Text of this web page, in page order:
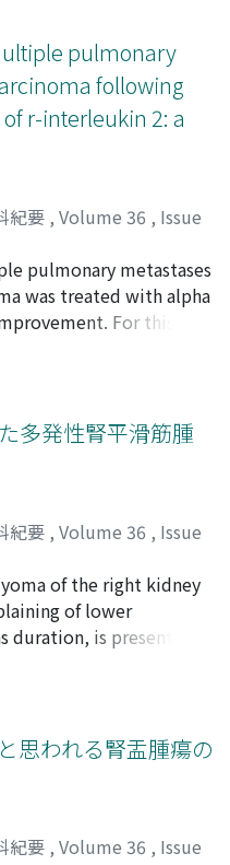
Histological diagnosis
subtype). This was
from the renal cell
This case may
metastasis.
pulmonary
following
r-interleukin 2: a
紀要 , Volume 36 , Issue
;Tanizawa, Akiko;
, 英行 ;奥野, 哲男;谷澤,
pulmonary metastases
was treated with alpha
For this
and daily
After 4 months, plain
complete clearance of
were no side effects
fever. Immunological
leukocyte count
enhancement natural
discontinuation of the
Our case
interleukin-2 following
多発性腎平滑筋腫
紀要 , Volume 36 , Issue
;岸, 洋一;高橋, 学;
;Yanagisawa,
Manabu
of the right kidney
of lower
is presented.
and CT scan
demonstrated very
nephrectomy was
tumors with no
hard in consistency and
x 2 cm in size and
the upper and
思われる腎盂腫瘍の
紀要 , Volume 36 , Issue